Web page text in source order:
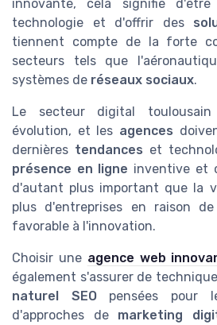
innovante, cela signifie
technologie et d'offrir des
tiennent compte de la forte
secteurs tels que
systèmes de réseaux sociaux.
Le secteur digital
évolution, et les agences
dernières tendances et
présence en ligne inventive et
d'autant plus important que la
plus d'entreprises en raison
favorable à l'innovation.
Choisir une agence web
également s'assurer de
naturel SEOpensées pour
d'approches de marketing